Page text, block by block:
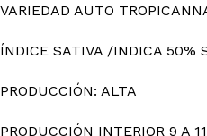
VARIEDAD AUTO
ÍNDICE SATIVA /INDICA 50%
PRODUCCIÓN: ALTA
PRODUCCIÓN INTERIOR 9 A